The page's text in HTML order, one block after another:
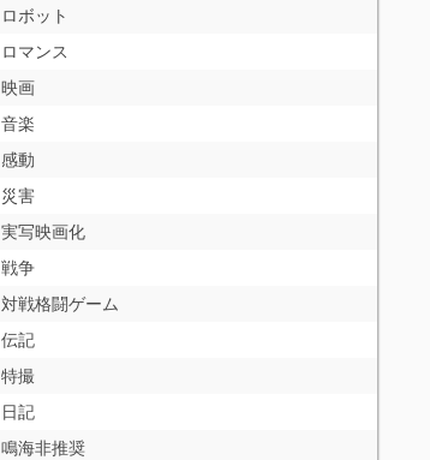
ロボット
ロマンス
映画
音楽
感動
災害
実写映画化
戦争
対戦格闘ゲーム
伝記
特撮
日記
鳴海非推奨